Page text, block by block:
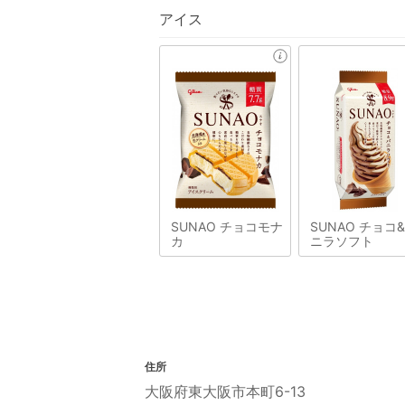
アイス
SUNAO チョコモナ
カ
SUNAO チョコ
ニラソフト
住所
大阪府東大阪市本町6-13